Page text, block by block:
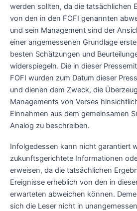
werden sollten, da die tatsächlichen
von den in den FOFI genannten
und sein Management sind der
einer angemessenen Grundlage
besten Schätzungen und
widerspiegeln. Die in dieser
FOFI wurden zum Datum dieser
und dienen dem Zweck, die
Managements von Verses
Einnahmen aus dem gemeinsamen
Analog zu beschreiben.
Infolgedessen kann nicht garantiert
zukunftsgerichtete Informationen
erweisen, da die tatsächlichen
Ereignisse erheblich von den in
erwarteten abweichen können.
sich die Leser nicht in